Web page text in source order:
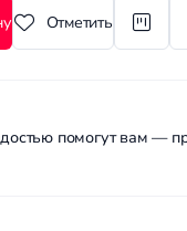
Отметить
помогут вам —